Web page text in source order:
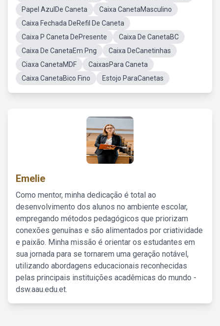
Papel AzulDe Caneta
Caixa CanetaMasculino
Caixa Fechada DeRefil De Caneta
Caixa P Caneta DePresente
Caixa De CanetaBC
Caixa De CanetaEm Png
Caixa DeCanetinhas
Ciaxa CanetaMDF
CaixasPara Caneta
Caixa CanetaBico Fino
Estojo ParaCanetas
Emelie
Como mentor, minha dedicação é total ao
desenvolvimento dos alunos no ambiente escolar,
empregando métodos pedagógicos que priorizam
conexões genuínas e são alimentados por criatividade
e paixão. Minha missão é orientar os estudantes em
sua jornada para se tornarem uma geração notável,
utilizando abordagens educacionais reconhecidas
pelas principais instituições acadêmicas do mundo -
dsw.aau.edu.et.